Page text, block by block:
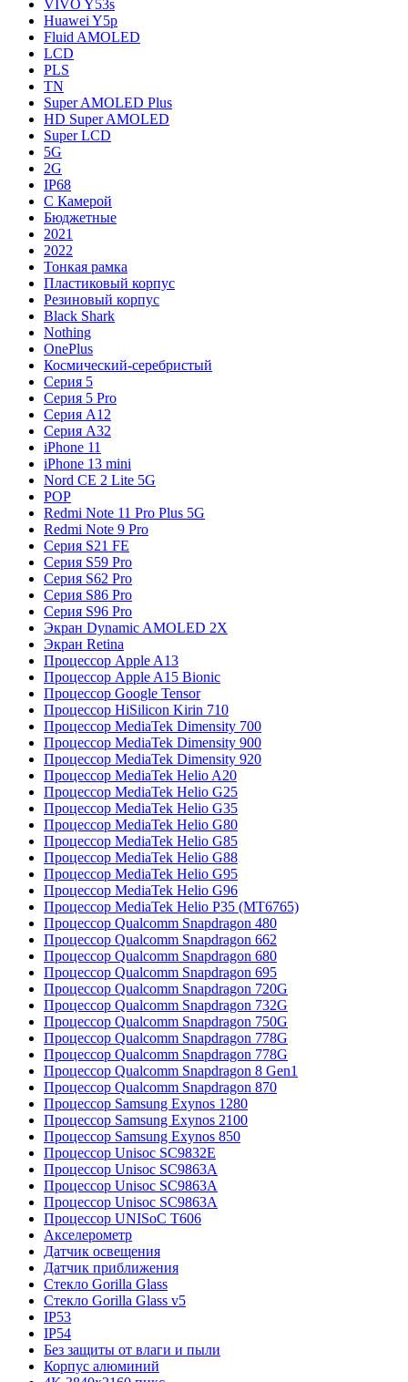
VIVO Y53s
Huawei Y5p
Fluid AMOLED
LCD
PLS
TN
Super AMOLED Plus
HD Super AMOLED
Super LCD
5G
2G
IP68
С Камерой
Бюджетные
2021
2022
Тонкая рамка
Пластиковый корпус
Резиновый корпус
Black Shark
Nothing
OnePlus
Космический-серебристый
Серия 5
Серия 5 Pro
Серия A12
Серия A32
iPhone 11
iPhone 13 mini
Nord CE 2 Lite 5G
POP
Redmi Note 11 Pro Plus 5G
Redmi Note 9 Pro
Серия S21 FE
Серия S59 Pro
Серия S62 Pro
Серия S86 Pro
Серия S96 Pro
Экран Dynamic AMOLED 2X
Экран Retina
Процессор Apple A13
Процессор Apple A15 Bionic
Процессор Google Tensor
Процессор HiSilicon Kirin 710
Процессор MediaTek Dimensity 700
Процессор MediaTek Dimensity 900
Процессор MediaTek Dimensity 920
Процессор MediaTek Helio A20
Процессор MediaTek Helio G25
Процессор MediaTek Helio G35
Процессор MediaTek Helio G80
Процессор MediaTek Helio G85
Процессор MediaTek Helio G88
Процессор MediaTek Helio G95
Процессор MediaTek Helio G96
Процессор MediaTek Helio P35 (MT6765)
Процессор Qualcomm Snapdragon 480
Процессор Qualcomm Snapdragon 662
Процессор Qualcomm Snapdragon 680
Процессор Qualcomm Snapdragon 695
Процессор Qualcomm Snapdragon 720G
Процессор Qualcomm Snapdragon 732G
Процессор Qualcomm Snapdragon 750G
Процессор Qualcomm Snapdragon 778G
Процессор Qualcomm Snapdragon 778G
Процессор Qualcomm Snapdragon 8 Gen1
Процессор Qualcomm Snapdragon 870
Процессор Samsung Exynos 1280
Процессор Samsung Exynos 2100
Процессор Samsung Exynos 850
Процессор Unisoc SC9832E
Процессор Unisoc SC9863A
Процессор Unisoc SC9863A
Процессор Unisoc SC9863A
Процессор UNISoC T606
Акселерометр
Датчик освещения
Датчик приближения
Стекло Gorilla Glass
Стекло Gorilla Glass v5
IP53
IP54
Без защиты от влаги и пыли
Корпус алюминий